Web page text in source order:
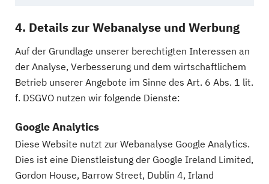
4. Details zur Webanalyse und Werbung
Auf der Grundlage unserer berechtigten Interessen an
der Analyse, Verbesserung und dem wirtschaftlichem
Betrieb unserer Angebote im Sinne des Art. 6 Abs. 1 lit.
f. DSGVO nutzen wir folgende Dienste:
Google Analytics
Diese Website nutzt zur Webanalyse Google Analytics.
Dies ist eine Dienstleistung der Google Ireland Limited,
Gordon House, Barrow Street, Dublin 4, Irland